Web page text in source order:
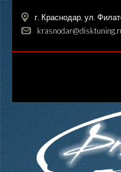
г. Краснодар, ул.